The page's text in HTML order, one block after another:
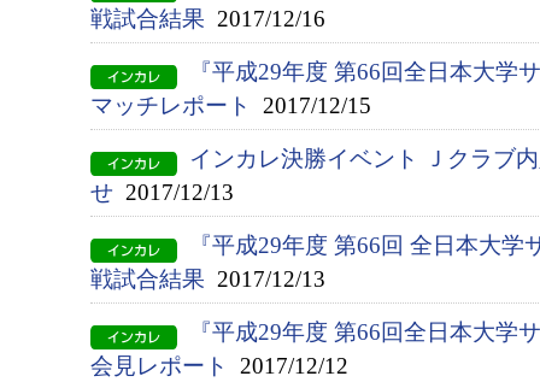
戦試合結果 2017/12/16
『平成29年度 第66回全日本大学
マッチレポート
2017/12/15
インカレ決勝イベント Ｊクラブ
せ 2017/12/13
『平成29年度 第66回 全日本大
戦試合結果 2017/12/13
『平成29年度 第66回全日本大学
会見レポート
2017/12/12